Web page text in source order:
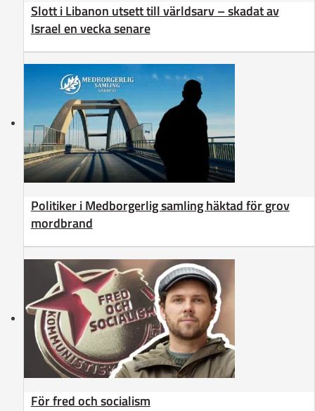
Slott i Libanon utsett till världsarv – skadat av
Israel en vecka senare
Politiker i Medborgerlig samling häktad för grov
mordbrand
För fred och socialism